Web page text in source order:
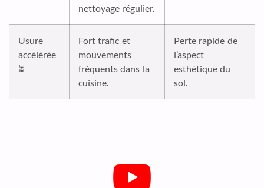
nettoyage régulier.
Usure
accélérée
⏳
Fort trafic et
mouvements
fréquents dans la
cuisine.
Perte rapide de
l’aspect
esthétique du
sol.